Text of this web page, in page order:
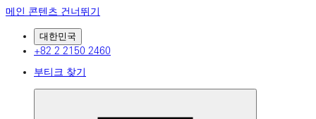
메인 콘텐츠 건너뛰기
대한민국
+82 2 2150 2460
부티크 찾기